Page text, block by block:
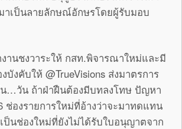
าเป็นลายลักษณ์อักษรโดยผู้รับมอบ
านชงวาระให้ กสท.พิจารณาใหม่และมี
บังคับให้ @TrueVisions ส่งมาตรการ
น…วัน ถ้าฝ่าฝืนต้องมีบทลงโทษ ปัญหา
ช่องรายการใหม่ที่อ้างว่าจะมาทดแทน
ป็นช่องใหม่ที่ยังไม่ได้รับใบอนุญาตจาก